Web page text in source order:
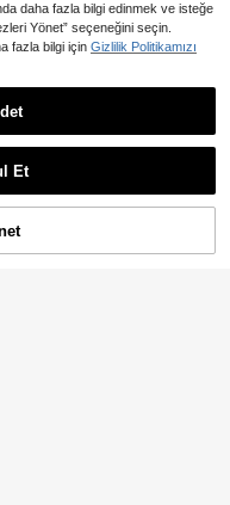
Satanlar
Vcay Yazlık Giysiler Seksi Ra
Polka Dot Desenli İnce Ask
Uzun Plaj Elbisesi, Bayanla
EKLE
daha fazla bilgi edinmek ve isteğe
Yönet” seçeneğini seçin.
fazla bilgi için Gizlilik Politikamızı
Et